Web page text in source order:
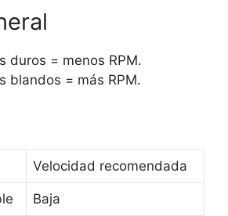
duros = menos RPM.
blandos = más RPM.
Velocidad recomendada
Baja